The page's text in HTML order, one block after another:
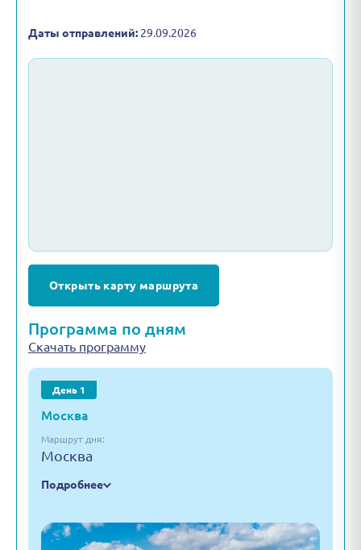
Даты отправлений: 29.09.2026
Открыть карту маршрута
Программа по дням
Скачать программу
День 1
Москва
Маршрут дня:
Москва
Подробнее